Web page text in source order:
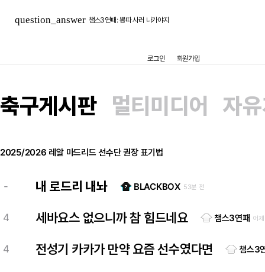
question_answer 챔스3연패:뽕따 사러 나가야지
ㅋㅋ 왜 내가 고장남 ㅋㅋ 무리뉴 얘기만 나오면 원래 그럼
마요
...업뎃이느리니 좋은부분도 있네
흰둥이
모르겠는데 페네르바체 성적이 계속 이모양이면 감독이든 선수든 갈아엎을 수밖에 없지 않나 싶은데 ㅋㅋ 근데 무리뉴도 이제 어디 가서 우승하기 쉽지 않아보임
닥터 둠
텔레그래프) 인판티노 유에파 사무총장 시절에 말단 직원과 불륜을 한 것으로 의심
로그인 회원가입
축구게시판 멀티미디어 자
2025/2026 레알 마드리드 선수단 권장 표기법
- 내 로드리 내놔 BLACKBOX 53분 전
4 세바요스 없으니까 참 힘드네요 챔스3연패 어제
4 전성기 카카가 만약 요즘 선수였다면 챔스3